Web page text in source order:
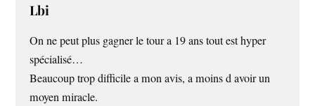
Lbi
On ne peut plus gagner le tour a 19 ans tout est hyper
spécialisé…
Beaucoup trop difficile a mon avis, a moins d avoir un
moyen miracle.